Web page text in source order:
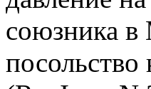
союзника в